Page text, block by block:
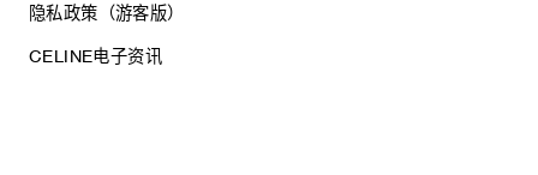
隐私政策（游客版）
CELINE电子资讯